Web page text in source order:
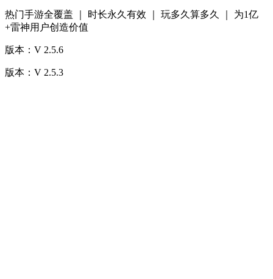
热门手游全覆盖 ｜ 时长永久有效 ｜ 玩多久算多久 ｜ 为1亿
+雷神用户创造价值
版本：V 2.5.6
版本：V 2.5.3